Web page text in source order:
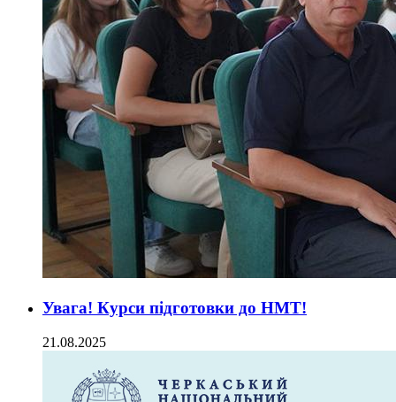
Увага! Курси підготовки до НМТ!
21.08.2025